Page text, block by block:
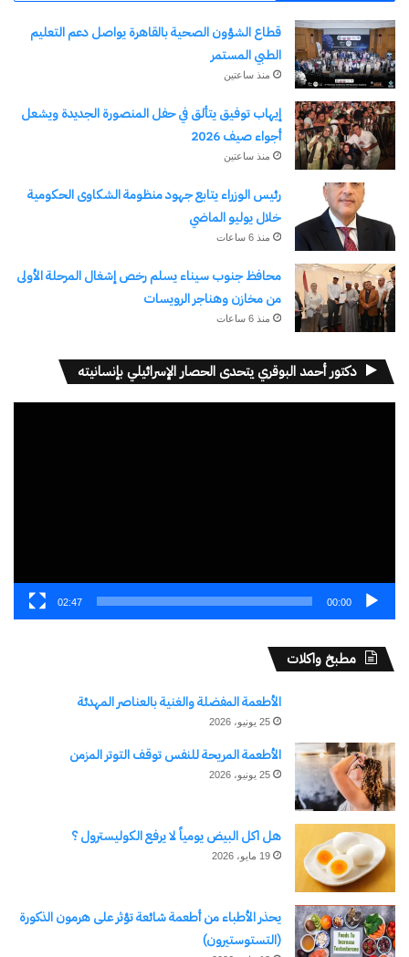
قطاع الشؤون الصحية بالقاهرة يواصل دعم التعليم
الطبي المستمر
منذ ساعتين
إيهاب توفيق يتألق في حفل المنصورة الجديدة ويشعل
أجواء صيف 2026
منذ ساعتين
رئيس الوزراء يتابع جهود منظومة الشكاوى الحكومية
خلال يوليو الماضي
منذ 6 ساعات
محافظ جنوب سيناء يسلم رخص إشغال المرحلة الأولى
من مخازن وهناجر الرويسات
منذ 6 ساعات
دكتور أحمد البوقري يتحدى الحصار الإسرائيلي بإنسانيته
00:00
02:47
مطبخ واكلات
الأطعمة المفضلة والغنية بالعناصر المهدئة
25 يونيو، 2026
الأطعمة المريحة للنفس توقف التوتر المزمن
25 يونيو، 2026
هل اكل البيض يومياً لا يرفع الكوليسترول ؟
19 مايو، 2026
يحذر الأطباء من أطعمة شائعة تؤثر على هرمون الذكورة
(التستوستيرون)